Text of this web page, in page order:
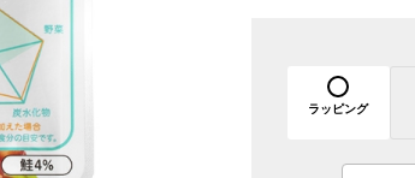
ラッピング